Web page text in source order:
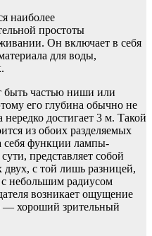
наиболее
простоты
Он включает в себя
для воды,
быть частью ниши или
его глубина обычно не
достигает 3 м. Такой
из обоих разделяемых
себя функции лампы-
представляет собой
двух, с той лишь разницей,
с небольшим радиусом
возникает ощущение
— хороший зрительный